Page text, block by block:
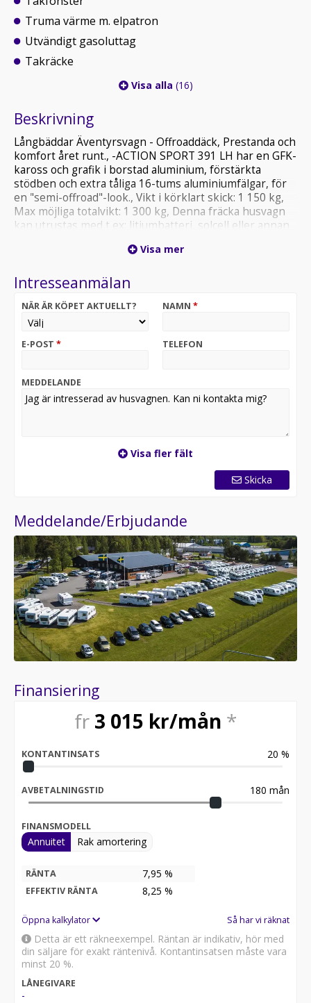
Truma värme m. elpatron
Utvändigt gasoluttag
Takräcke
Visa alla (16)
Beskrivning
Långbäddar Äventyrsvagn - Offroaddäck, Prestanda och
komfort året runt., -ACTION SPORT 391 LH har en GFK-
kaross och grafik i borstad aluminium, förstärkta
stödben och extra tåliga 16-tums aluminiumfälgar, för
en "semi-offroad"-look., Vikt i körklart skick: 1 150 kg,
Max möjliga totalvikt: 1 300 kg, Denna fräcka husvagn
kan utrustas med t ex: litiumbatteri, solcell eller annan
Visa mer
Intresseanmälan
NÄR ÄR KÖPET AKTUELLT? NAMN *
E-POST * TELEFON
MEDDELANDE
Visa fler fält
Skicka
Meddelande/Erbjudande
Finansiering
fr 3 015 kr/mån *
KONTANTINSATS 20 %
AVBETALNINGSTID 180 mån
FINANSMODELL
Annuitet Rak amortering
RÄNTA 7,95 %
EFFEKTIV RÄNTA 8,25 %
Öppna kalkylator Så har vi räknat
Detta är ett räkneexempel. Räntan är indikativ, hör med
din säljare för exakt räntenivå. Kontantinsatsen måste vara
minst 20 %.
LÅNEGIVARE
-